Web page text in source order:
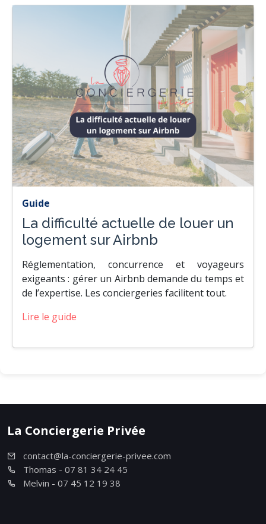
Guide
La difficulté actuelle de louer un
logement sur Airbnb
Réglementation, concurrence et voyageurs
exigeants : gérer un Airbnb demande du temps et
de l’expertise. Les conciergeries facilitent tout.
Lire le guide
La Conciergerie Privée
contact@la-conciergerie-privee.com
Thomas - 07 81 34 24 45
Melvin - 07 45 12 19 38